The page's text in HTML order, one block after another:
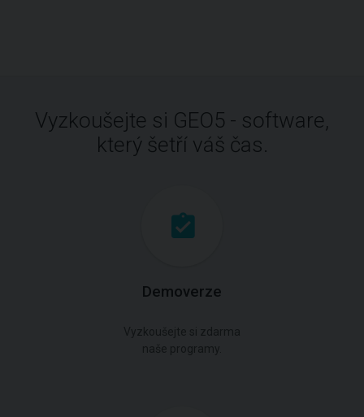
Vyzkoušejte si GEO5 - software,
který šetří váš čas.
Demoverze